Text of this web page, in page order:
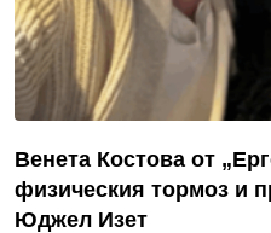
Венета Костова от
физическия тормоз и
Юджел Изет